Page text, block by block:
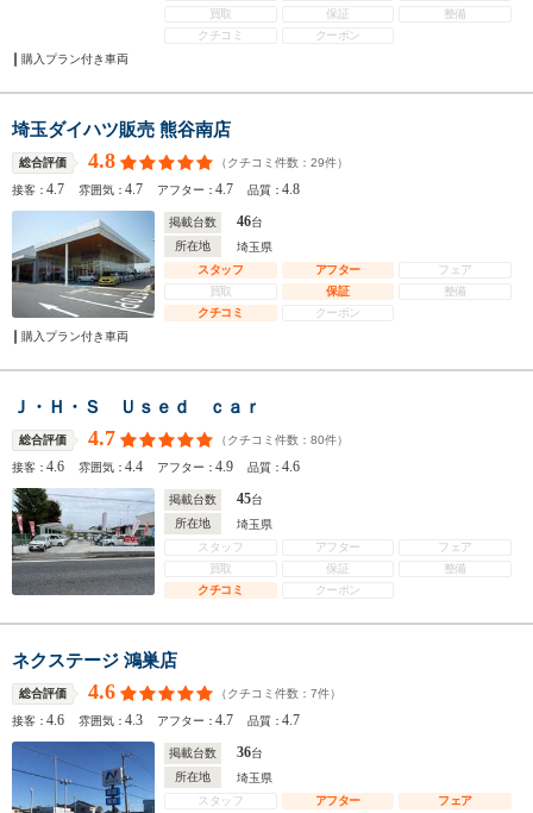
買取
保証
整備
クチコミ
クーポン
購入プラン付き車両
埼玉ダイハツ販売 熊谷南店
総合評価 4.8 （クチコミ件数： 29件）
接客：4.7 雰囲気：4.7 アフター：4.7 品質：4.8
掲載台数 46台
所在地
埼玉県
スタッフ
アフター
フェア
買取
保証
整備
クチコミ
クーポン
購入プラン付き車両
Ｊ・Ｈ・Ｓ Ｕｓｅｄ ｃａｒ
総合評価 4.7 （クチコミ件数： 80件）
接客：4.6 雰囲気：4.4 アフター：4.9 品質：4.6
掲載台数 45台
所在地
埼玉県
スタッフ
アフター
フェア
買取
保証
整備
クチコミ
クーポン
ネクステージ 鴻巣店
総合評価 4.6 （クチコミ件数： 7件）
接客：4.6 雰囲気：4.3 アフター：4.7 品質：4.7
掲載台数 36台
所在地
埼玉県
スタッフ
アフター
フェア